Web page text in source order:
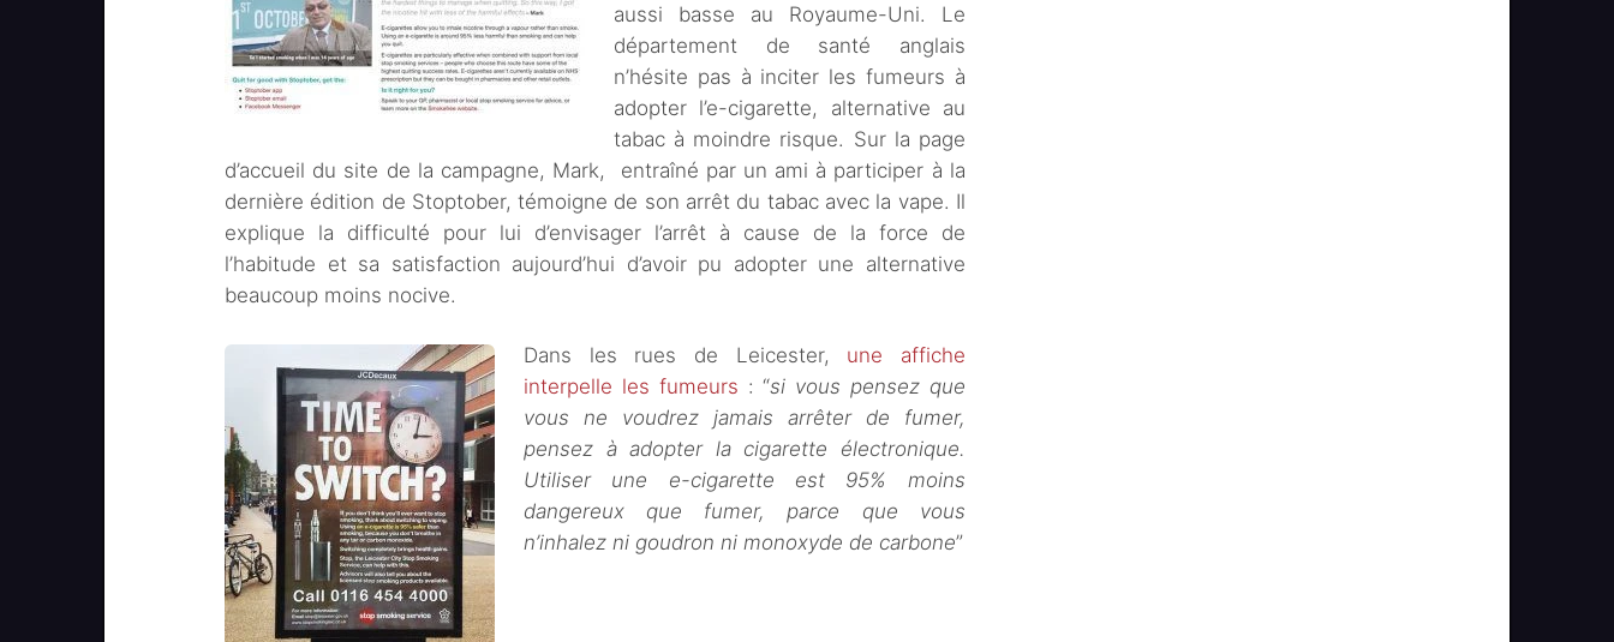
aussi basse au Royaume-Uni. Le
département de santé anglais
n’hésite pas à inciter les fumeurs à
adopter l’e-cigarette, alternative au
tabac à moindre risque. Sur la page
d’accueil du site de la campagne, Mark, entraîné par un ami à participer à la
dernière édition de Stoptober, témoigne de son arrêt du tabac avec la vape. Il
explique la difficulté pour lui d’envisager l’arrêt à cause de la force de
l’habitude et sa satisfaction aujourd’hui d’avoir pu adopter une alternative
beaucoup moins nocive.
Dans les rues de Leicester, une affiche
interpelle les fumeurs : “si vous pensez que
vous ne voudrez jamais arrêter de fumer,
pensez à adopter la cigarette électronique.
Utiliser une e-cigarette est 95% moins
dangereux que fumer, parce que vous
n’inhalez ni goudron ni monoxyde de carbone”